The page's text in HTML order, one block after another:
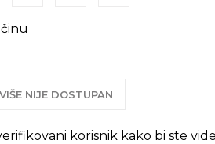
NIJE DOSTUPAN
korisnik kako bi ste